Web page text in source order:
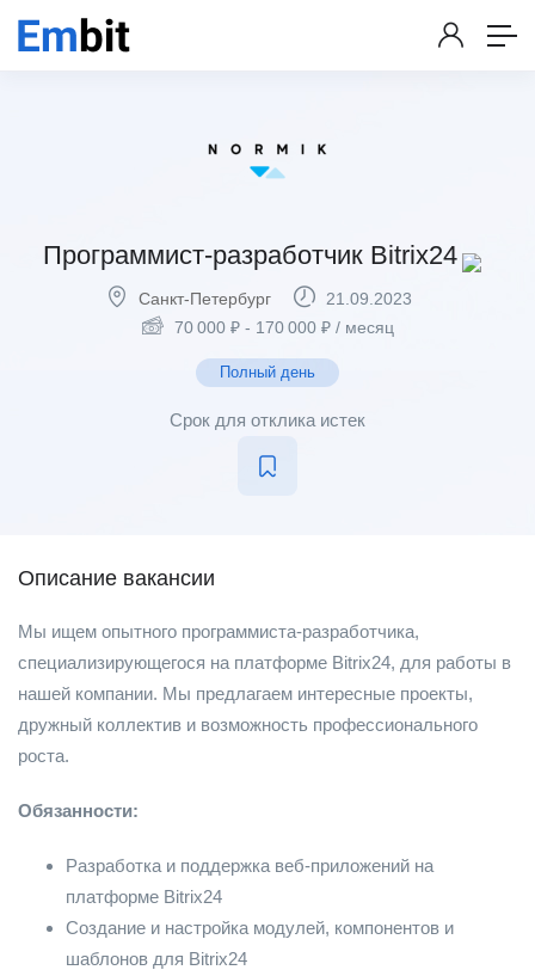
Программист-разработчик Bitrix24
Санкт-Петербург
21.09.2023
70 000 ₽- 170 000 ₽/ месяц
Полный день
Срок для отклика истек
Описание вакансии
Мы ищем опытного программиста-разработчика,
специализирующегося на платформе Bitrix24, для работы в
нашей компании. Мы предлагаем интересные проекты,
дружный коллектив и возможность профессионального
роста.
Обязанности:
Разработка и поддержка веб-приложений на
платформе Bitrix24
Создание и настройка модулей, компонентов и
шаблонов для Bitrix24